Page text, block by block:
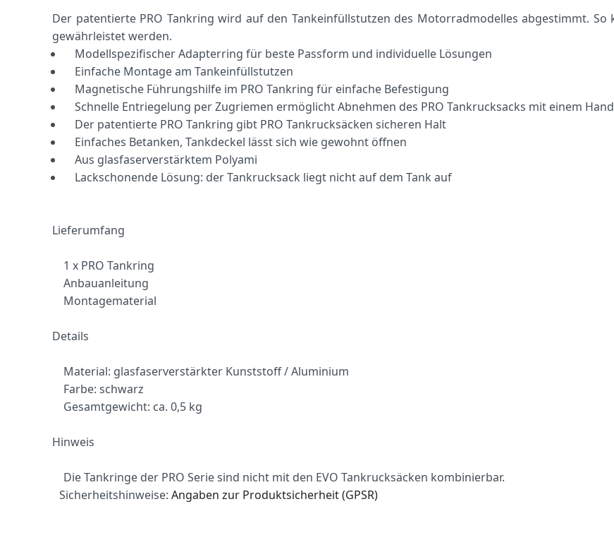
Der patentierte PRO Tankring wird auf den Tankeinfüllstutzen des Motorradmodelles abgestimmt.
gewährleistet werden.
Modellspezifischer Adapterring für beste Passform und individuelle Lösungen
Einfache Montage am Tankeinfüllstutzen
Magnetische Führungshilfe im PRO Tankring für einfache Befestigung
Schnelle Entriegelung per Zugriemen ermöglicht Abnehmen des PRO Tankrucksacks mit einem
Der patentierte PRO Tankring gibt PRO Tankrucksäcken sicheren Halt
Einfaches Betanken, Tankdeckel lässt sich wie gewohnt öffnen
Aus glasfaserverstärktem Polyami
Lackschonende Lösung: der Tankrucksack liegt nicht auf dem Tank auf
Lieferumfang
1 x PRO Tankring
Anbauanleitung
Montagematerial
Details
Material: glasfaserverstärkter Kunststoff / Aluminium
Farbe: schwarz
Gesamtgewicht: ca. 0,5 kg
Hinweis
Die Tankringe der PRO Serie sind nicht mit den EVO Tankrucksäcken kombinierbar.
Sicherheitshinweise: Angaben zur Produktsicherheit (GPSR)